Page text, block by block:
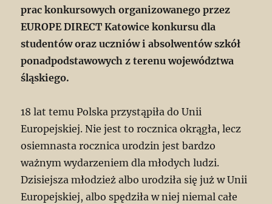
prac konkursowych organizowanego przez
EUROPE DIRECT Katowice konkursu dla
studentów oraz uczniów i absolwentów szkół
ponadpodstawowych z terenu województwa
śląskiego.
18 lat temu Polska przystąpiła do Unii
Europejskiej. Nie jest to rocznica okrągła, lecz
osiemnasta rocznica urodzin jest bardzo
ważnym wydarzeniem dla młodych ludzi.
Dzisiejsza młodzież albo urodziła się już w Unii
Europejskiej, albo spędziła w niej niemal całe